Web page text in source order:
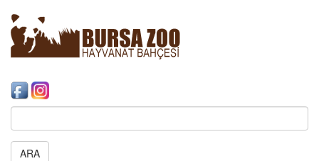
Search:
ARA